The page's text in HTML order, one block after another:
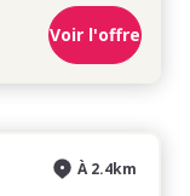
Voir l'offre
À 2.4km